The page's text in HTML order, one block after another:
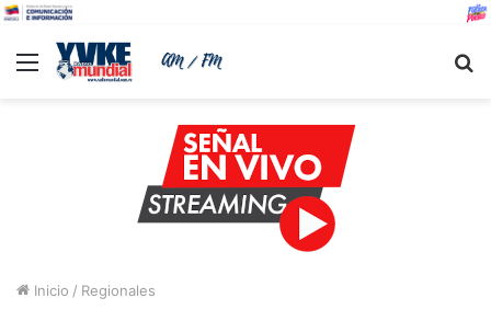
Menu
Inicio / Regionales